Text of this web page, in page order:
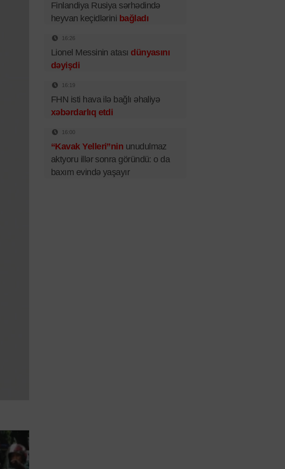
Finlandiya Rusiya sərhədində
heyvan keçidlərini bağladı
16:26
Lionel Messinin atası dünyasını
dəyişdi
16:19
FHN isti hava ilə bağlı əhaliyə
xəbərdarlıq etdi
16:00
“Kavak Yelleri”nin unudulmaz
aktyoru illər sonra göründü: o da
baxım evində yaşayır